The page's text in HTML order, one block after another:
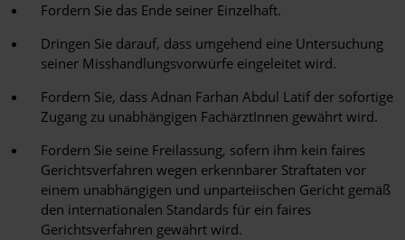
Fordern Sie das Ende seiner Einzelhaft.
Dringen Sie darauf, dass umgehend eine Untersuchung
seiner Misshandlungsvorwürfe eingeleitet wird.
Fordern Sie, dass Adnan Farhan Abdul Latif der sofortige
Zugang zu unabhängigen FachärztInnen gewährt wird.
Fordern Sie seine Freilassung, sofern ihm kein faires
Gerichtsverfahren wegen erkennbarer Straftaten vor
einem unabhängigen und unparteiischen Gericht gemäß
den internationalen Standards für ein faires
Gerichtsverfahren gewährt wird.